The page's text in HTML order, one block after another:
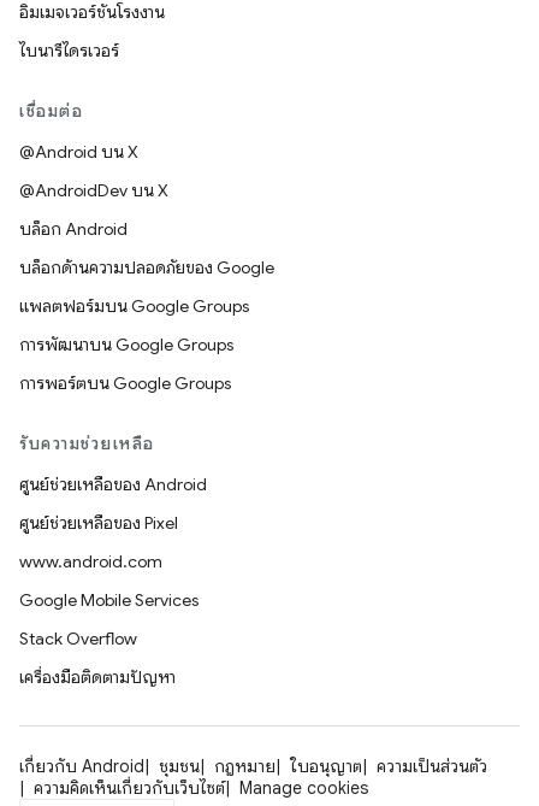
อิมเมจเวอร์ชันโรงงาน
ไบนารีไดรเวอร์
เชื่อมต่อ
@Android บน X
@AndroidDev บน X
บล็อก Android
บล็อกด้านความปลอดภัยของ Google
แพลตฟอร์มบน Google Groups
การพัฒนาบน Google Groups
การพอร์ตบน Google Groups
รับความช่วยเหลือ
ศูนย์ช่วยเหลือของ Android
ศูนย์ช่วยเหลือของ Pixel
www.android.com
Google Mobile Services
Stack Overflow
เครื่องมือติดตามปัญหา
เกี่ยวกับ Android ชุมชน กฎหมาย ใบอนุญาต
ความเป็นส่วนตัว
ความคิดเห็นเกี่ยวกับเว็บไซต์
Manage cookies